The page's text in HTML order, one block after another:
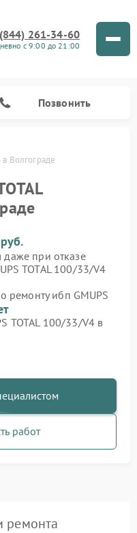
261-34-60
с 9:00 до 21:00
Позвонить
Волгограде
даже при отказе
TOTAL 100/33/V4
ремонту ибп GMUPS
TOTAL 100/33/V4 в
работ
ремонта